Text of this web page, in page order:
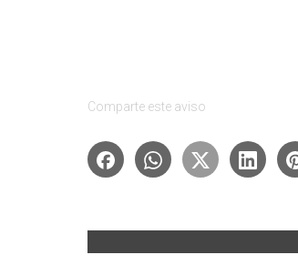
Comparte este aviso